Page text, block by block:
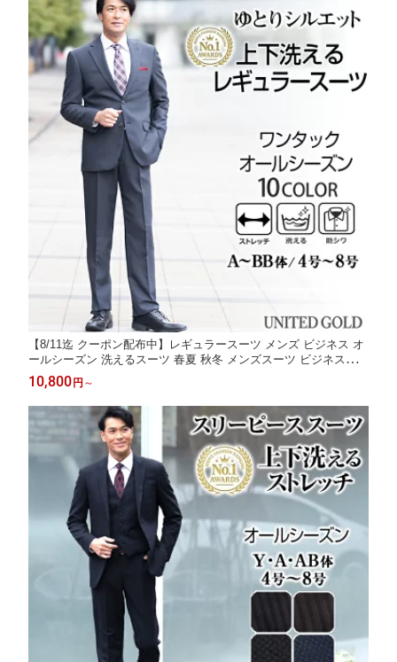
【8/11迄 クーポン配布中】レギュラースーツ メンズ ビジネス オ
ールシーズン 洗えるスーツ 春夏 秋冬 メンズスーツ ビジネススー
ツ ウォッシャブル 洗える ワンタック 激安 安い 卒業式 入学式 卒
園式 入園式 入社式【スーツ2着でクーポン値引き 対象商品】
10,800 円 ～